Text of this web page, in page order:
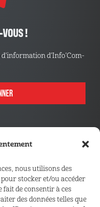
nous utilisons des
stocker et/ou accéder
de consentir à ces
des données telles que
!
d’Info’Com-
VOUS !